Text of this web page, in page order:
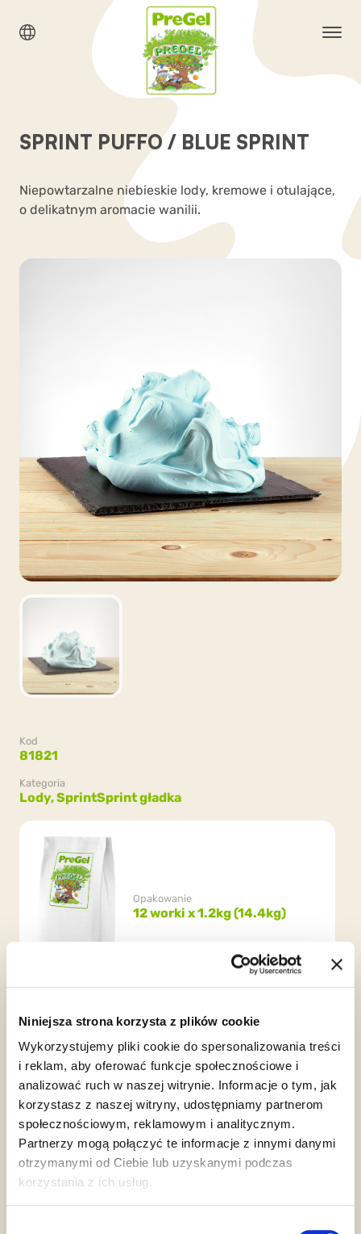
Niniejsza strona korzysta z plików cookie
Wykorzystujemy pliki cookie do spersonalizowania treści
i reklam, aby oferować funkcje społecznościowe i
analizować ruch w naszej witrynie. Informacje o tym, jak
korzystasz z naszej witryny, udostępniamy partnerom
społecznościowym, reklamowym i analitycznym.
Partnerzy mogą połączyć te informacje z innymi danymi
otrzymanymi od Ciebie lub uzyskanymi podczas
korzystania z ich usług.
SPRINT PUFFO / BLUE SPRINT
Niepowtarzalne niebieskie lody, kremowe i otulające,
o delikatnym aromacie wanilii.
Kod
81821
Kategoria
Lody,SprintSprint gładka
Opakowanie
12 worki x 1.2kg (14.4kg)
Gluten Free
Orthodox
Union Dairy